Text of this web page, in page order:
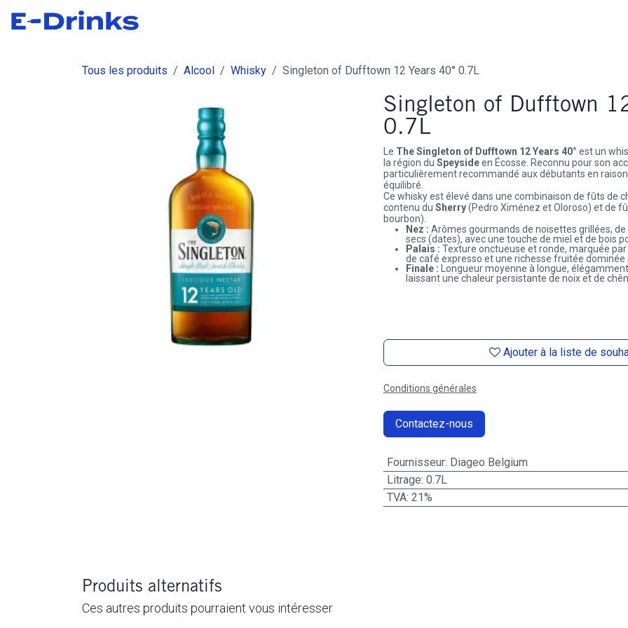
Se rendre au contenu
Tous les produits Alcool Whisky Singleton of Dufftown 12 Years 40° 0.7L
Singleton of Dufftown
0.7L
Le The Singleton of Dufftown 12 Years 40° est un
la région du Speysideen Écosse. Reconnu pour son
particulièrement recommandé aux débutants en
équilibré.
Ce whisky est élevé dans une combinaison de fûts de
contenu du Sherry(Pedro Ximénez et Oloroso) et de
bourbon).
Nez : Arômes gourmands de noisettes grillées,
secs (dates), avec une touche de miel et de bois
Palais : Texture onctueuse et ronde, marquée
de café expresso et une richesse fruitée dominée
Finale : Longueur moyenne à longue,
laissant une chaleur persistante de noix et de
Ajouter à la liste de
Conditions générales
Contactez-nous
Fournisseur: Diageo Belgium
Litrage: 0.7L
TVA: 21%
Produits alternatifs
Ces autres produits pourraient vous intéresser